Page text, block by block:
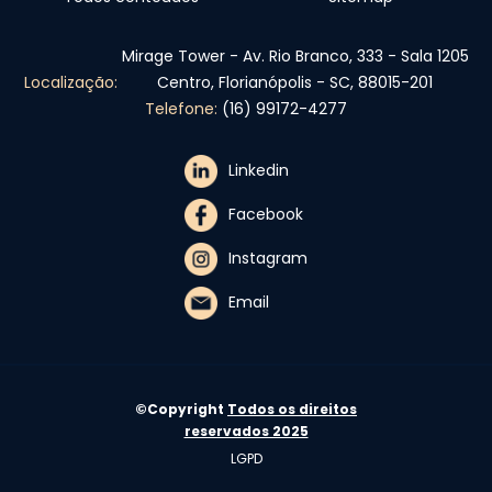
Localização:
Mirage Tower - Av. Rio Branco, 333 - Sala 1205
Centro, Florianópolis - SC, 88015-201
Telefone: (16) 99172-4277
Linkedin
Facebook
Instagram
Email
©Copyright Todos os direitos
reservados 2025
LGPD